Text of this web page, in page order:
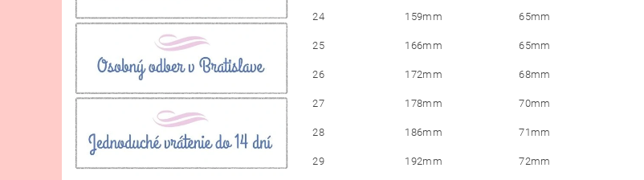
24 159mm 65mm
25 166mm 65mm
26 172mm 68mm
27 178mm 70mm
28 186mm 71mm
29 192mm 72mm